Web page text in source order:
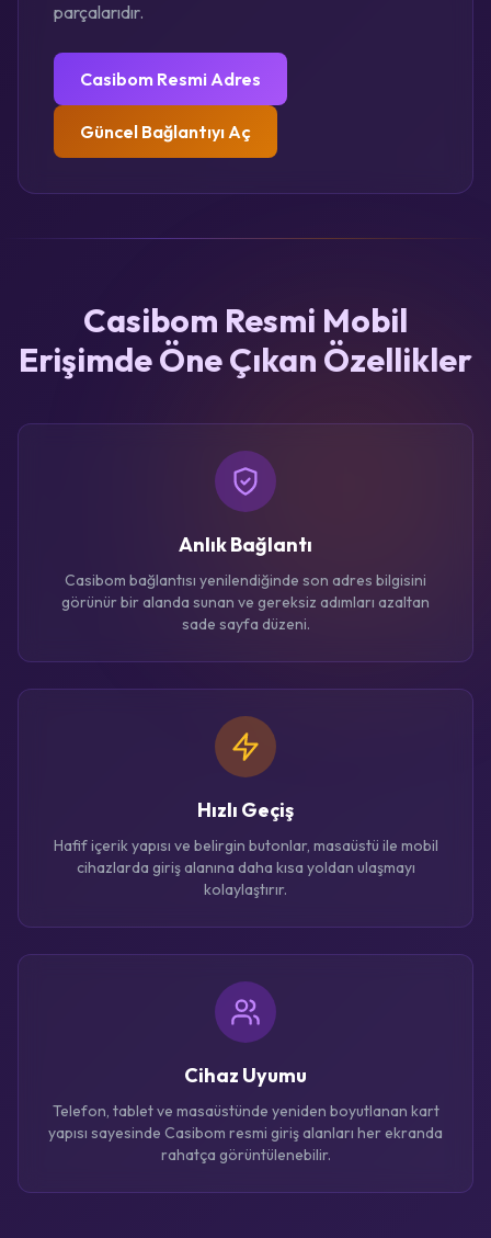
parçalarıdır.
Casibom Resmi Adres
Güncel Bağlantıyı Aç
Casibom Resmi Mobil
Erişimde Öne Çıkan Özellikler
Anlık Bağlantı
Casibom bağlantısı yenilendiğinde son adres bilgisini
görünür bir alanda sunan ve gereksiz adımları azaltan
sade sayfa düzeni.
Hızlı Geçiş
Hafif içerik yapısı ve belirgin butonlar, masaüstü ile mobil
cihazlarda giriş alanına daha kısa yoldan ulaşmayı
kolaylaştırır.
Cihaz Uyumu
Telefon, tablet ve masaüstünde yeniden boyutlanan kart
yapısı sayesinde Casibom resmi giriş alanları her ekranda
rahatça görüntülenebilir.